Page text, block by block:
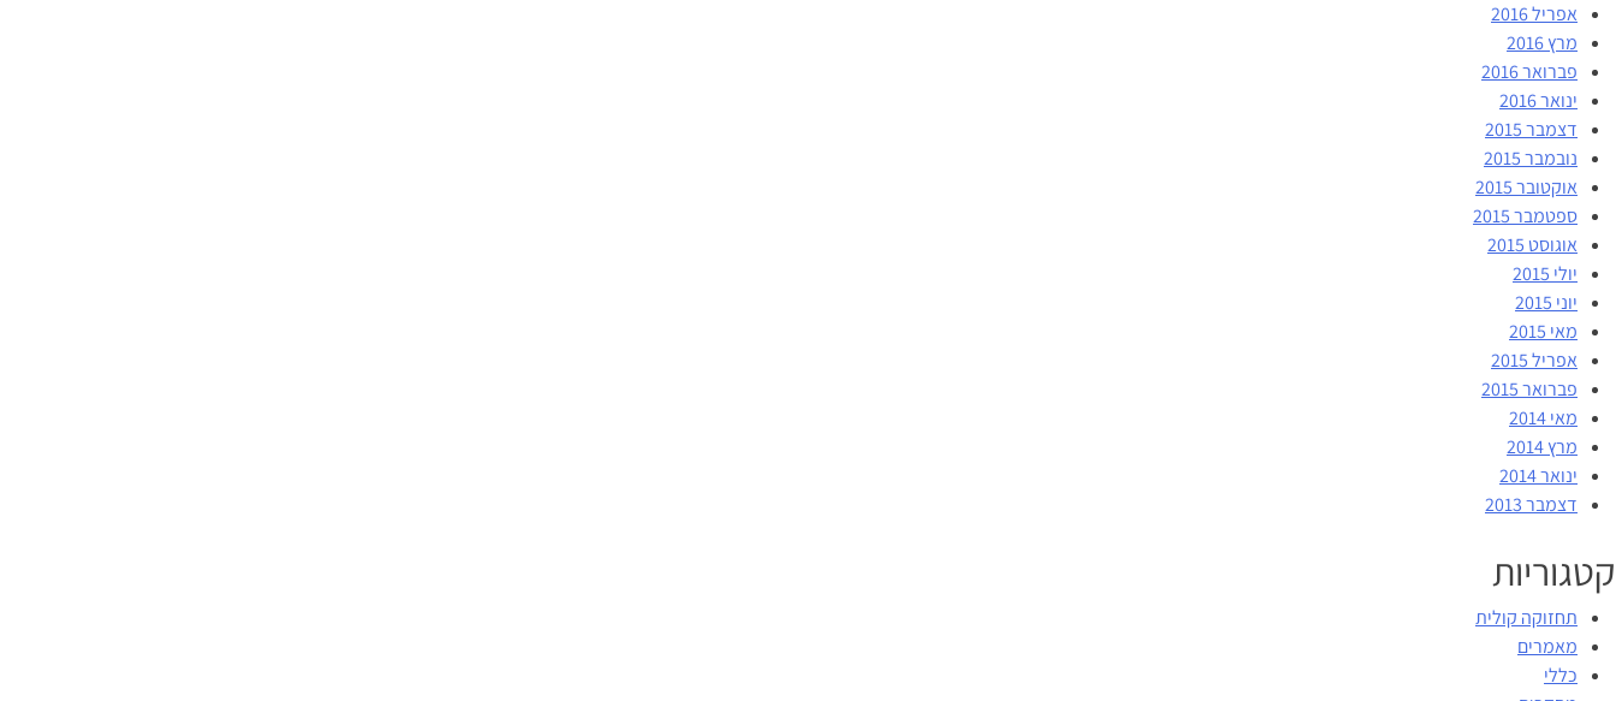
אפריל 2016
מרץ 2016
פברואר 2016
ינואר 2016
דצמבר 2015
נובמבר 2015
אוקטובר 2015
ספטמבר 2015
אוגוסט 2015
יולי 2015
יוני 2015
מאי 2015
אפריל 2015
פברואר 2015
מאי 2014
מרץ 2014
ינואר 2014
דצמבר 2013
קטגוריות
תחזוקה קולית
מאמרים
כללי